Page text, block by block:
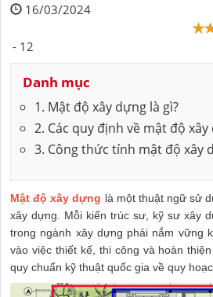
16/03/2024
- 12
Danh mục
1. Mật độ xây dựng là gì?
2. Các quy định về mật độ
3. Công thức tính mật độ xây
Mật độ xây dựng là một thuật ngữ sử
xây dựng. Mỗi kiến trúc sư, kỹ sư xây
trong ngành xây dựng phải nắm vững
vào việc thiết kế, thi công và hoàn
quy chuẩn kỹ thuật quốc gia về quy